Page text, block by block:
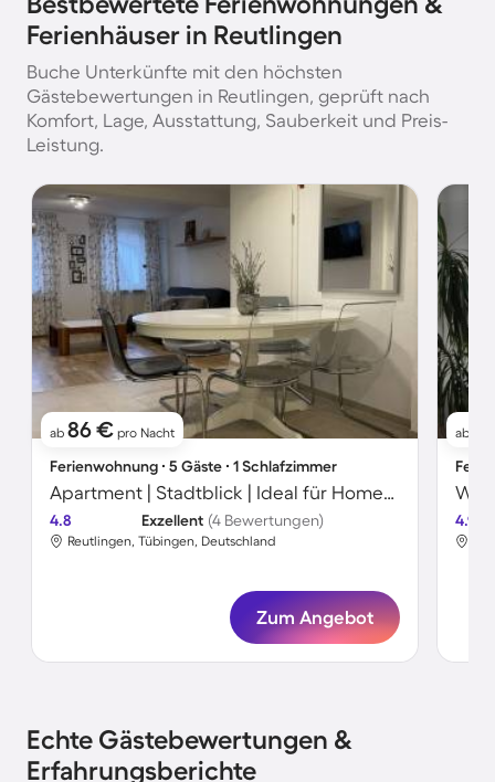
Ferienhäuser in Reutlingen
Buche Unterkünfte mit den höchsten
Gästebewertungen in Reutlingen, geprüft nach
Komfort, Lage, Ausstattung, Sauberkeit und Preis-
Leistung.
ab 86 € pro Nacht
Ferienwohnung ∙ 5 Gäste ∙ 1 Schlafzimmer
Apartment | Stadtblick | Ideal für Homeoffice
4.8 Exzellent (4 Bewertungen)
Reutlingen, Tübingen, Deutschland
Zum Angebot
ab
4.9
Echte Gästebewertungen &
Erfahrungsberichte